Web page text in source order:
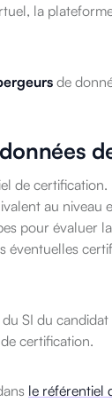
la
de
de
au niveau
pour évaluer
éventuelles
SI du
certification.
le référentiel